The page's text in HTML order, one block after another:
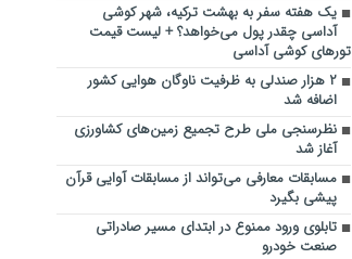
یک هفته سفر به بهشت ترکیه، شهر کوشی
آداسی چقدر پول می‌خواهد؟ + لیست قیمت
تورهای کوشی آداسی
۲ هزار صندلی به ظرفیت ناوگان هوایی کشور
اضافه شد
نظرسنجی ملی طرح تجمیع زمین‌های کشاورزی
آغاز شد
مسابقات معارفی می‌تواند از مسابقات آوایی قرآن
پیشی بگیرد
تابلوی ورود ممنوع در ابتدای مسیر صادراتی
صنعت خودرو